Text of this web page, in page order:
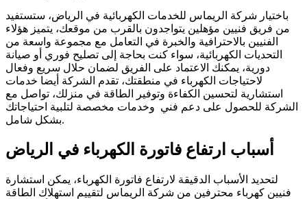
باختيار شركة الريماس للخدمات الكهربائية في الرياض، ستستفيد
من فريق فنيين مؤهلين يتواجدون بالقرب من موقعك، يتميز هؤلاء
الفنيين بالاحترافية والخبرة في التعامل مع مجموعة واسعة من
التحديات الكهربائية، سواء كنت بحاجة إلى تصليح فوري أو صيانة
دورية، يمكنك الاعتماد على الفريق لضمان حلال سريع وفعال
لاحتياجات الكهرباء في منطقتك، تقدم الشركة أيضا خدمات
استشارية لتحسين الكفاءة وتوفير الطاقة في منزلك، تواصل مع
الشركة للحصول على دعم فني وخدمات مخصصة لتلبية احتياجاتك
بشكل شامل.
أسباب ارتفاع فاتورة الكهرباء في الرياض
لتحديد الأسباب الدقيقة لارتفاع فاتورة الكهرباء، يمكن استشارة
فنيين كهرباء محترفين من شركة الريماس لتقييم استهلاك الطاقة